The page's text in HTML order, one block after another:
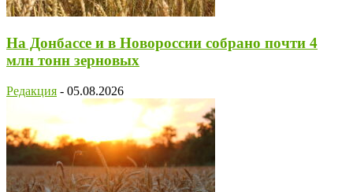
На Донбассе и в Новороссии собрано почти 4
млн тонн зерновых
Редакция - 05.08.2026